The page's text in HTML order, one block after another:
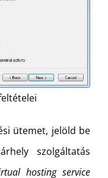
ütemet, jelöld be
szolgáltatás
hosting service